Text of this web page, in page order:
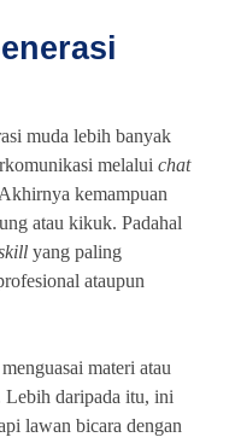
muda lebih banyak
melalui chat
kemampuan
atau kikuk. Padahal
yang paling
ataupun
materi atau
Lebih daripada itu, ini
lawan bicara dengan